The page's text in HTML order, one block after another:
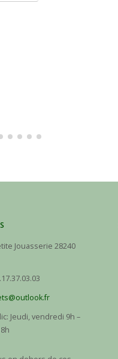
Jouasserie 28240
Jeudi, vendredi 9h –